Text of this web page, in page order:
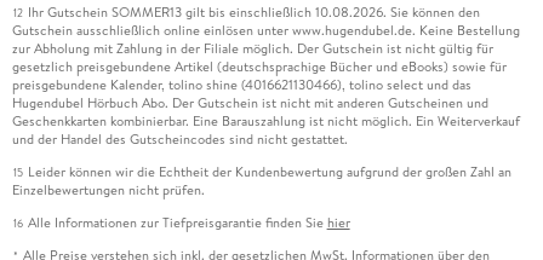
12 Ihr Gutschein SOMMER13 gilt bis einschließlich 10.08.2026. Sie können den
Gutschein ausschließlich online einlösen unter www.hugendubel.de. Keine Bestellung
zur Abholung mit Zahlung in der Filiale möglich. Der Gutschein ist nicht gültig für
gesetzlich preisgebundene Artikel (deutschsprachige Bücher und eBooks) sowie für
preisgebundene Kalender, tolino shine (4016621130466), tolino select und das
Hugendubel Hörbuch Abo. Der Gutschein ist nicht mit anderen Gutscheinen und
Geschenkkarten kombinierbar. Eine Barauszahlung ist nicht möglich. Ein Weiterverkauf
und der Handel des Gutscheincodes sind nicht gestattet.
15 Leider können wir die Echtheit der Kundenbewertung aufgrund der großen Zahl an
Einzelbewertungen nicht prüfen.
16 Alle Informationen zur Tiefpreisgarantie finden Sie hier
* Alle Preise verstehen sich inkl. der gesetzlichen MwSt. Informationen über den